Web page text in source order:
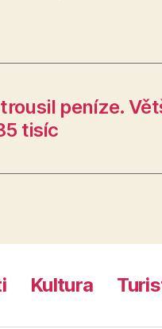
peníze.
tisíc
Kultura